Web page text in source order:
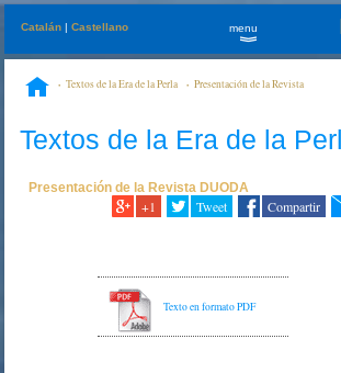
Catalán |Castellano menu
»
Textos de la Era de la Perla
Presentación de la Revista
Textos de la Era de la
Presentación de la Revista DUODA
+1 Tweet Compartir
Texto en formato PDF